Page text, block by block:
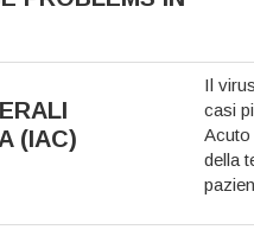
(IAC)
Il
casi
Acuto
della